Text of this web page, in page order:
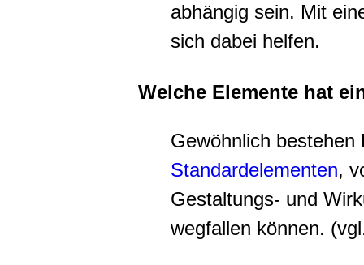
abhängig sein. Mit
sich dabei helfen.
Welche Elemente hat
Gewöhnlich bestehen
Standardelementen,
Gestaltungs- und
wegfallen können.